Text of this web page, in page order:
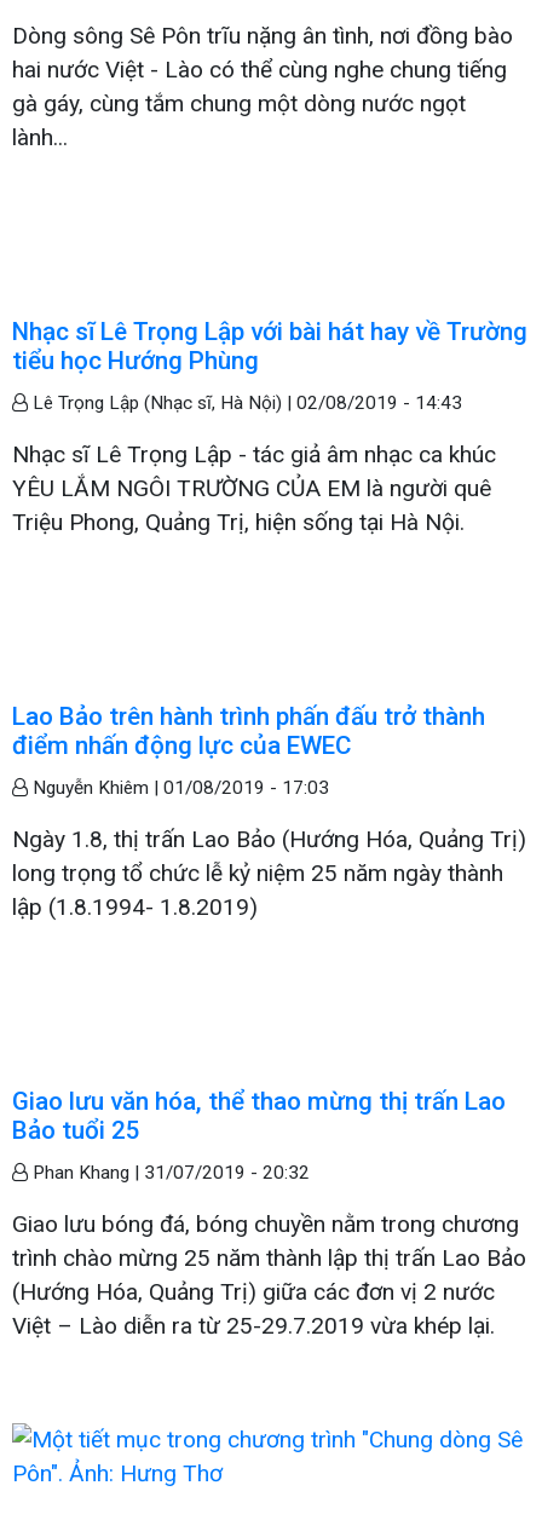
Dòng sông Sê Pôn trĩu nặng ân tình, nơi đồng bào
hai nước Việt - Lào có thể cùng nghe chung tiếng
gà gáy, cùng tắm chung một dòng nước ngọt
lành...
Nhạc sĩ Lê Trọng Lập với bài hát hay về Trường
tiểu học Hướng Phùng
Lê Trọng Lập (Nhạc sĩ, Hà Nội) | 02/08/2019 - 14:43
Nhạc sĩ Lê Trọng Lập - tác giả âm nhạc ca khúc
YÊU LẮM NGÔI TRƯỜNG CỦA EM là người quê
Triệu Phong, Quảng Trị, hiện sống tại Hà Nội.
Lao Bảo trên hành trình phấn đấu trở thành
điểm nhấn động lực của EWEC
Nguyễn Khiêm | 01/08/2019 - 17:03
Ngày 1.8, thị trấn Lao Bảo (Hướng Hóa, Quảng Trị)
long trọng tổ chức lễ kỷ niệm 25 năm ngày thành
lập (1.8.1994- 1.8.2019)
Giao lưu văn hóa, thể thao mừng thị trấn Lao
Bảo tuổi 25
Phan Khang | 31/07/2019 - 20:32
Giao lưu bóng đá, bóng chuyền nằm trong chương
trình chào mừng 25 năm thành lập thị trấn Lao Bảo
(Hướng Hóa, Quảng Trị) giữa các đơn vị 2 nước
Việt – Lào diễn ra từ 25-29.7.2019 vừa khép lại.